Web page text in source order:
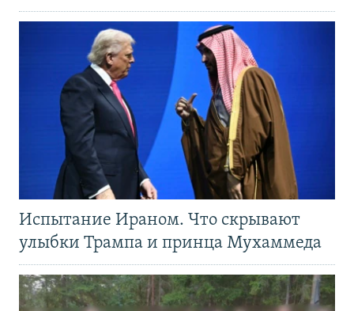
Испытание Ираном. Что скрывают
улыбки Трампа и принца Мухаммеда